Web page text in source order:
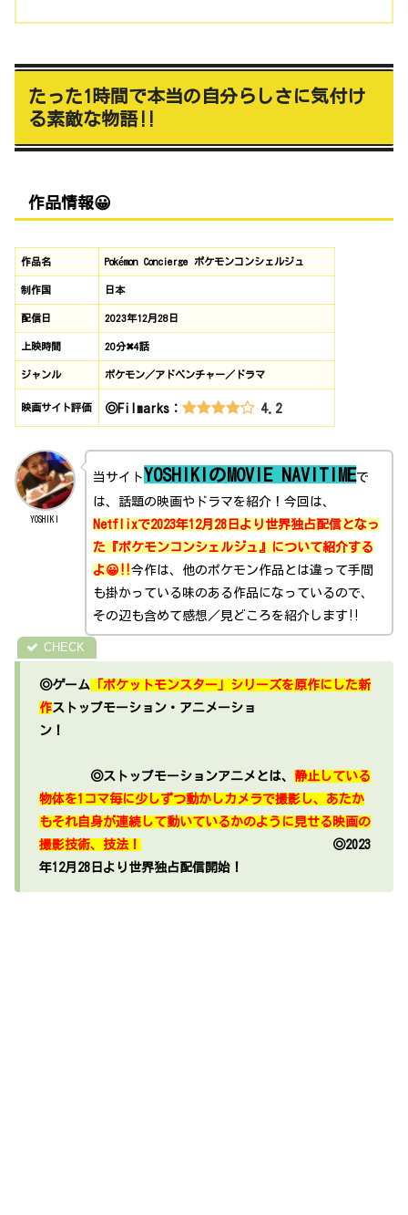
たった1時間で本当の自分らしさに気付け
る素敵な物語‼
作品情報😀
作品名 Pokémon Concierge ポケモンコンシェルジュ
制作国 日本
配信日 2023年12月28日
上映時間 20分✖4話
ジャンル ポケモン／アドベンチャー／ドラマ
映画サイト評価 ◎Filmarks： 4.2
YOSHIKI
当サイトYOSHIKIのMOVIE NAVITIMEで
は、話題の映画やドラマを紹介！今回は、
Netflixで2023年12月28日より世界独占配信となっ
た『ポケモンコンシェルジュ』について紹介する
よ😀‼今作は、他のポケモン作品とは違って手間
も掛かっている味のある作品になっているので、
その辺も含めて感想／見どころを紹介します‼
◎ゲーム 「ポケットモンスター」シリーズを原作にした新
作ストップモーション・アニメーショ
ン！
◎ストップモーションアニメとは、 静止している
物体を1コマ毎に少しずつ動かしカメラで撮影し、あたか
もそれ自身が連続して動いているかのように見せる映画の
撮影技術、技法！
◎2023
年12月28日より世界独占配信開始！